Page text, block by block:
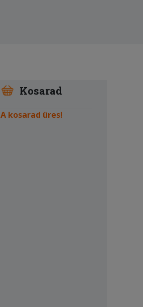
Kosarad
A kosarad üres!